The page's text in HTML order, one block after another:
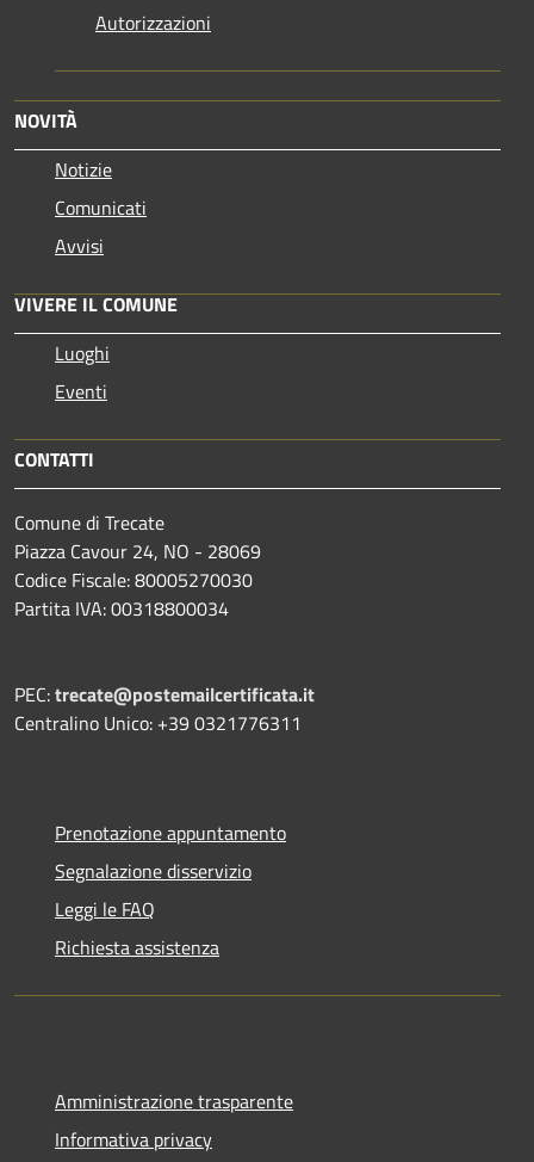
Autorizzazioni
NOVITÀ
Notizie
Comunicati
Avvisi
VIVERE IL COMUNE
Luoghi
Eventi
CONTATTI
Comune di Trecate
Piazza Cavour 24, NO - 28069
Codice Fiscale: 80005270030
Partita IVA: 00318800034
PEC:trecate@postemailcertificata.it
Centralino Unico: +39 0321776311
Prenotazione appuntamento
Segnalazione disservizio
Leggi le FAQ
Richiesta assistenza
Amministrazione trasparente
Informativa privacy